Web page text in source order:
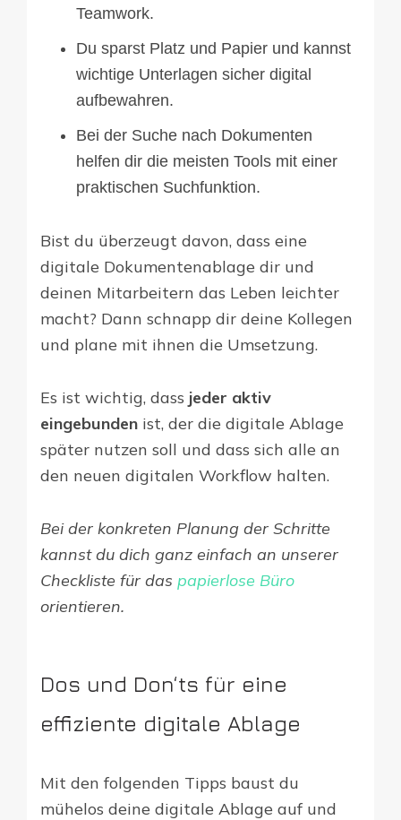
Teamwork.
Du sparst Platz und Papier und kannst
wichtige Unterlagen sicher digital
aufbewahren.
Bei der Suche nach Dokumenten
helfen dir die meisten Tools mit einer
praktischen Suchfunktion.
Bist du überzeugt davon, dass eine
digitale Dokumentenablage dir und
deinen Mitarbeitern das Leben leichter
macht? Dann schnapp dir deine Kollegen
und plane mit ihnen die Umsetzung.
Es ist wichtig, dass jeder aktiv
eingebunden ist, der die digitale Ablage
später nutzen soll und dass sich alle an
den neuen digitalen Workflow halten.
Bei der konkreten Planung der Schritte
kannst du dich ganz einfach an unserer
Checkliste für das papierlose Büro
orientieren.
Dos und Don‘ts für eine
effiziente digitale Ablage
Mit den folgenden Tipps baust du
mühelos deine digitale Ablage auf und